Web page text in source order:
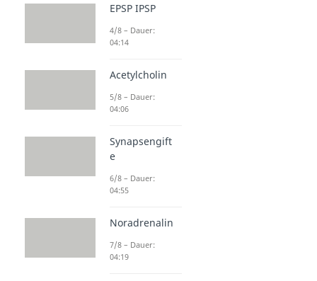
EPSP IPSP
4/8 – Dauer:
04:14
Acetylcholin
5/8 – Dauer:
04:06
Synapsengift
e
6/8 – Dauer:
04:55
Noradrenalin
7/8 – Dauer:
04:19